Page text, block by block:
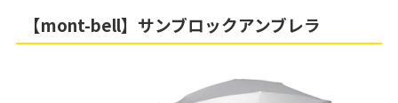
【mont-bell】サンブロックアンブレラ